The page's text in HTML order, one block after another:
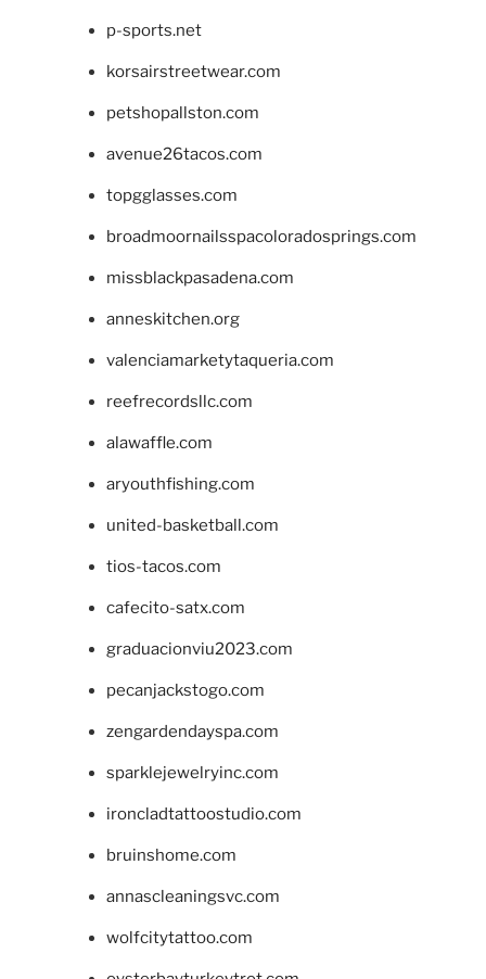
p-sports.net
korsairstreetwear.com
petshopallston.com
avenue26tacos.com
topgglasses.com
broadmoornailsspacoloradosprings.com
missblackpasadena.com
anneskitchen.org
valenciamarketytaqueria.com
reefrecordsllc.com
alawaffle.com
aryouthfishing.com
united-basketball.com
tios-tacos.com
cafecito-satx.com
graduacionviu2023.com
pecanjackstogo.com
zengardendayspa.com
sparklejewelryinc.com
ironcladtattoostudio.com
bruinshome.com
annascleaningsvc.com
wolfcitytattoo.com